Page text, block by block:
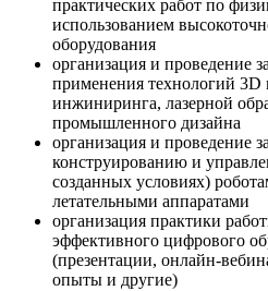
практических работ по
использованием
оборудования
организация и проведение
применения технологий 3D
инжиниринга, лазерной
промышленного дизайна
организация и проведение
конструированию и
созданных условиях)
летательными аппаратами
организация практики
эффективного цифрового
(презентации, онлайн-
опыты и другие)